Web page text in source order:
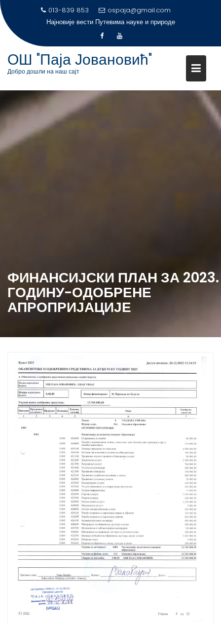
S
k
o
t
t
013-839 853
ospaja@gmail.com
Најновије вести Путевима науке и природе
ОШ "Паја Јовановић"
Добро дошли на наш сајт
ФИНАНСИЈСКИ ПЛАН ЗА 2023.
ГОДИНУ-ОДОБРЕНЕ
АПРОПРИЈАЦИЈЕ